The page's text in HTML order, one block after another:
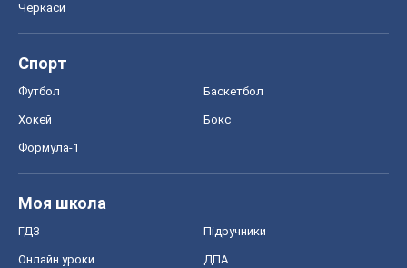
Черкаси
Спорт
Футбол Баскетбол
Хокей Бокс
Формула-1
Моя школа
ГДЗ Підручники
Онлайн уроки ДПА